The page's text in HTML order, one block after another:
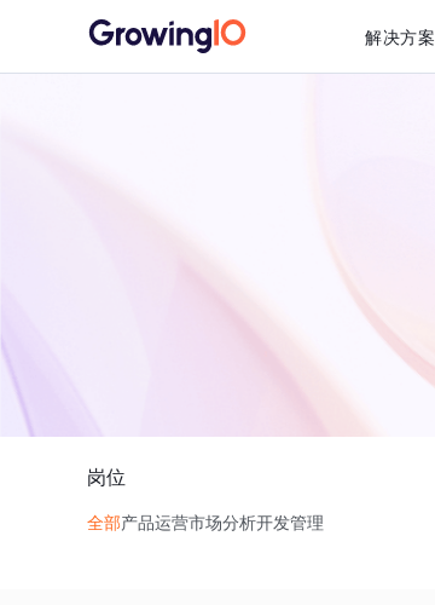
解决方案
岗位
全部产品运营市场分析开发管理